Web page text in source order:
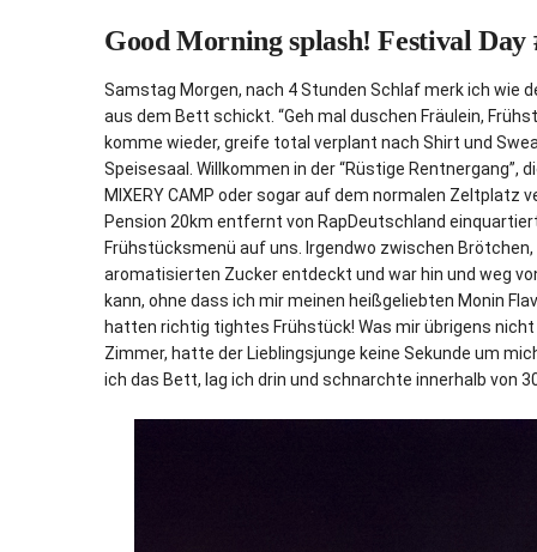
Good Morning splash! Festival Day
Samstag Morgen, nach 4 Stunden Schlaf merk ich wie
aus dem Bett schickt. “Geh mal duschen Fräulein,
komme wieder, greife total verplant nach Shirt und
Speisesaal. Willkommen in der “Rüstige
MIXERY CAMP oder sogar auf dem normalen Zeltplatz
Pension 20km entfernt von RapDeutschland
Frühstücksmenü auf uns. Irgendwo zwischen
aromatisierten Zucker entdeckt und war hin und weg
kann, ohne dass ich mir meinen heißgeliebten Monin
hatten richtig tightes Frühstück! Was mir übrigens
Zimmer, hatte der Lieblingsjunge keine Sekunde um
ich das Bett, lag ich drin und schnarchte innerhalb von